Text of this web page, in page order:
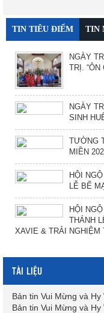
TIN TIÊU ĐIỂM TIN
NGÀY
TRỊ. “ÔN
NGÀY
SINH
TƯỜNG
MIỀN
HỘI
LỄ BẾ
HỘI
THÁNH
XAVIE & TRẢI NGHIỆM
TÀI LIỆU
Bản tin Vui Mừng và Hy
Bản tin Vui Mừng và Hy